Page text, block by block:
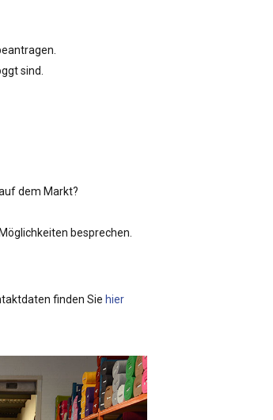
sind.
dem Markt?
besprechen.
finden Sie hier